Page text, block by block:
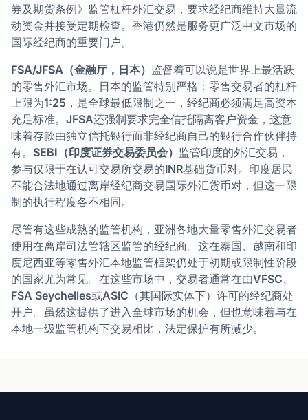
券及期货条例》监管杠杆外汇交易，要求经纪商维持大量流
动资金并接受定期检查。香港仍然是服务更广泛中文市场的
国际经纪商的重要门户。
FSA/JFSA（金融厅，日本） 监督着可以说是世界上最活跃
的零售外汇市场。日本的监管特别严格：零售交易者的杠杆
上限为1:25，是全球最低限制之一，经纪商必须满足高资本
充足标准。JFSA还强制要求完全信托隔离客户资金，这意
味着存款由独立信托银行而非经纪商自己的银行合作伙伴持
有。 SEBI（印度证券交易委员会） 监管印度的外汇交易，
参与仅限于在认可交易所交易的INR基础货币对。印度居民
不能合法地通过离岸经纪商交易国际外汇货币对，但这一限
制的执行程度各不相同。
尽管有这些成熟的监管机构，亚洲各地大量零售外汇交易者
使用在离岸司法管辖区监管的经纪商。这在泰国、越南和印
度尼西亚等零售外汇本地监管框架仍处于初期或限制性阶段
的国家尤为常见。在这些市场中，交易者通常在由VFSC、
FSA Seychelles或ASIC（其国际实体下）许可的经纪商处
开户。虽然这提供了进入全球市场的机会，但也意味着与在
本地一级监管机构下交易相比，法定保护有所减少。